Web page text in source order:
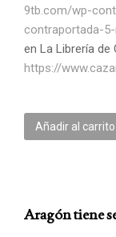
9tb.com/wp-
contraportada-
en La Librería de
https://
Añadir al carrito
Aragón tiene